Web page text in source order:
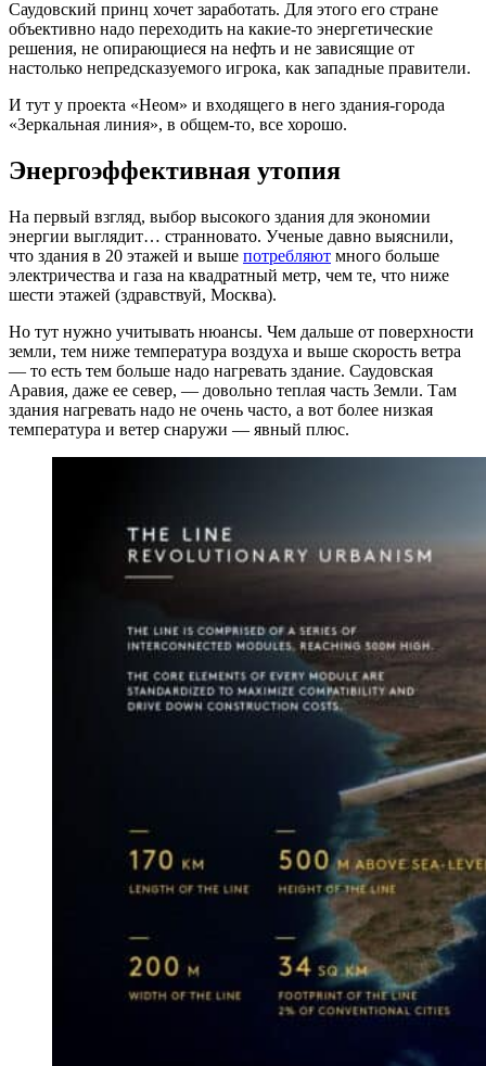
Саудовский принц хочет заработать. Для этого его стране
объективно надо переходить на какие-то энергетические
решения, не опирающиеся на нефть и не зависящие от
настолько непредсказуемого игрока, как западные правители.
И тут у проекта «Неом» и входящего в него здания-города
«Зеркальная линия», в общем-то, все хорошо.
Энергоэффективная утопия
На первый взгляд, выбор высокого здания для экономии
энергии выглядит… странновато. Ученые давно выяснили,
что здания в 20 этажей и выше потребляют много больше
электричества и газа на квадратный метр, чем те, что ниже
шести этажей (здравствуй, Москва).
Но тут нужно учитывать нюансы. Чем дальше от поверхности
земли, тем ниже температура воздуха и выше скорость ветра
— то есть тем больше надо нагревать здание. Саудовская
Аравия, даже ее север, — довольно теплая часть Земли. Там
здания нагревать надо не очень часто, а вот более низкая
температура и ветер снаружи — явный плюс.